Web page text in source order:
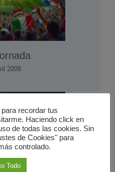
2008
recordar tus
Haciendo click en
de todas las cookies. Sin
de Cookies" para
controlado.
Todo